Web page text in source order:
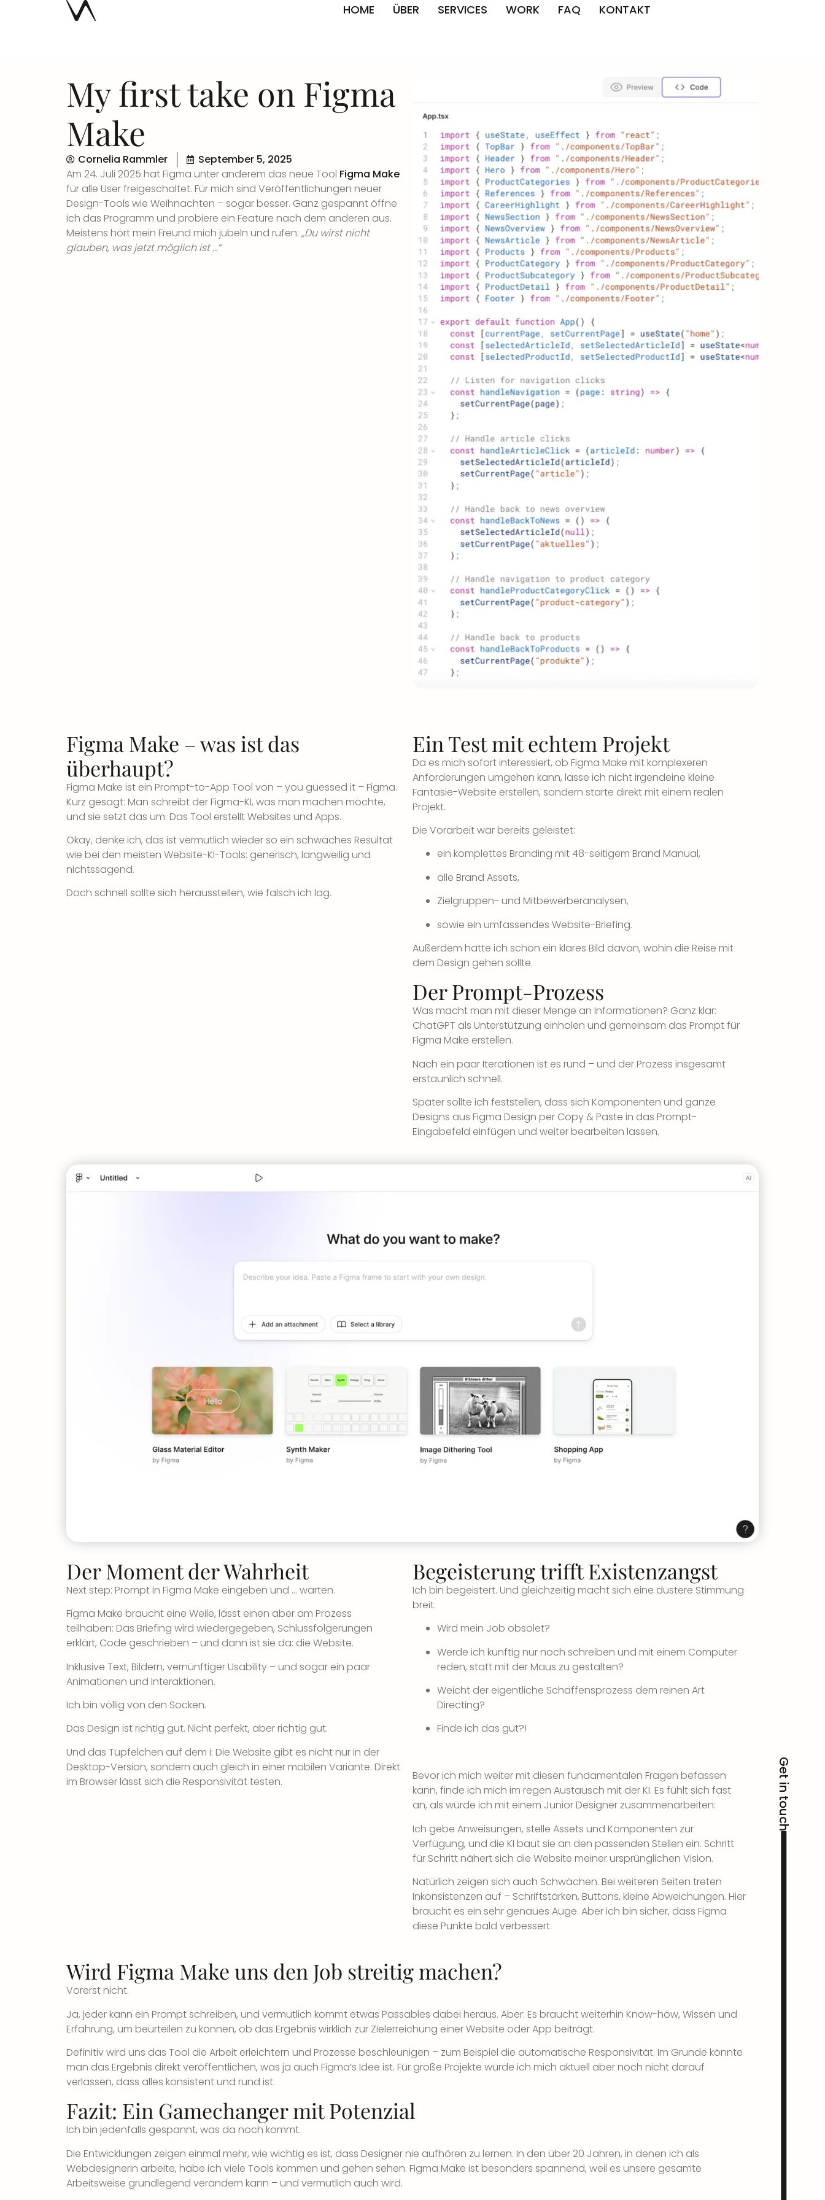
HOME ÜBER SERVICES WORK FAQ KONTAKT
Get in touch
My first take on Figma
Make
Cornelia Rammler
September 5, 2025
Am 24. Juli 2025 hat Figma unter anderem das neue Tool Figma Make
für alle User freigeschaltet. Für mich sind Veröffentlichungen neuer
Design-Tools wie Weihnachten – sogar besser. Ganz gespannt öffne
ich das Programm und probiere ein Feature nach dem anderen aus.
Meistens hört mein Freund mich jubeln und rufen: „Du wirst nicht
glauben, was jetzt möglich ist …“
Figma Make – was ist das
überhaupt?
Figma Make ist ein Prompt-to-App Tool von – you guessed it – Figma.
Kurz gesagt: Man schreibt der Figma-KI, was man machen möchte,
und sie setzt das um. Das Tool erstellt Websites und Apps.
Okay, denke ich, das ist vermutlich wieder so ein schwaches Resultat
wie bei den meisten Website-KI-Tools: generisch, langweilig und
nichtssagend.
Doch schnell sollte sich herausstellen, wie falsch ich lag.
Ein Test mit echtem Projekt
Da es mich sofort interessiert, ob Figma Make mit komplexeren
Anforderungen umgehen kann, lasse ich nicht irgendeine kleine
Fantasie-Website erstellen, sondern starte direkt mit einem realen
Projekt.
Die Vorarbeit war bereits geleistet:
ein komplettes Branding mit 48-seitigem Brand Manual,
alle Brand Assets,
Zielgruppen- und Mitbewerberanalysen,
sowie ein umfassendes Website-Briefing.
Außerdem hatte ich schon ein klares Bild davon, wohin die Reise mit
dem Design gehen sollte.
Der Prompt-Prozess
Was macht man mit dieser Menge an Informationen? Ganz klar:
ChatGPT als Unterstützung einholen und gemeinsam das Prompt für
Figma Make erstellen.
Nach ein paar Iterationen ist es rund – und der Prozess insgesamt
erstaunlich schnell.
Später sollte ich feststellen, dass sich Komponenten und ganze
Designs aus Figma Design per Copy & Paste in das Prompt-
Eingabefeld einfügen und weiter bearbeiten lassen.
Der Moment der Wahrheit
Next step: Prompt in Figma Make eingeben und … warten.
Figma Make braucht eine Weile, lässt einen aber am Prozess
teilhaben: Das Briefing wird wiedergegeben, Schlussfolgerungen
erklärt, Code geschrieben – und dann ist sie da: die Website.
Inklusive Text, Bildern, vernünftiger Usability – und sogar ein paar
Animationen und Interaktionen.
Ich bin völlig von den Socken.
Das Design ist richtig gut. Nicht perfekt, aber richtig gut.
Und das Tüpfelchen auf dem i: Die Website gibt es nicht nur in der
Desktop-Version, sondern auch gleich in einer mobilen Variante. Direkt
im Browser lässt sich die Responsivität testen.
Begeisterung trifft Existenzangst
Ich bin begeistert. Und gleichzeitig macht sich eine düstere Stimmung
breit.
Wird mein Job obsolet?
Werde ich künftig nur noch schreiben und mit einem Computer
reden, statt mit der Maus zu gestalten?
Weicht der eigentliche Schaffensprozess dem reinen Art
Directing?
Finde ich das gut?!
Bevor ich mich weiter mit diesen fundamentalen Fragen befassen
kann, finde ich mich im regen Austausch mit der KI. Es fühlt sich fast
an, als würde ich mit einem Junior Designer zusammenarbeiten:
Ich gebe Anweisungen, stelle Assets und Komponenten zur
Verfügung, und die KI baut sie an den passenden Stellen ein. Schritt
für Schritt nähert sich die Website meiner ursprünglichen Vision.
Natürlich zeigen sich auch Schwächen. Bei weiteren Seiten treten
Inkonsistenzen auf – Schriftstärken, Buttons, kleine Abweichungen. Hier
braucht es ein sehr genaues Auge. Aber ich bin sicher, dass Figma
diese Punkte bald verbessert.
Wird Figma Make uns den Job streitig machen?
Vorerst nicht.
Ja, jeder kann ein Prompt schreiben, und vermutlich kommt etwas Passables dabei heraus. Aber: Es braucht weiterhin Know-how, Wissen und
Erfahrung, um beurteilen zu können, ob das Ergebnis wirklich zur Zielerreichung einer Website oder App beiträgt.
Definitiv wird uns das Tool die Arbeit erleichtern und Prozesse beschleunigen – zum Beispiel die automatische Responsivität. Im Grunde könnte
man das Ergebnis direkt veröffentlichen, was ja auch Figma’s Idee ist. Für große Projekte würde ich mich aktuell aber noch nicht darauf
verlassen, dass alles konsistent und rund ist.
Fazit: Ein Gamechanger mit Potenzial
Ich bin jedenfalls gespannt, was da noch kommt.
Die Entwicklungen zeigen einmal mehr, wie wichtig es ist, dass Designer nie aufhören zu lernen. In den über 20 Jahren, in denen ich als
Webdesignerin arbeite, habe ich viele Tools kommen und gehen sehen. Figma Make ist besonders spannend, weil es unsere gesamte
Arbeitsweise grundlegend verändern kann – und vermutlich auch wird.